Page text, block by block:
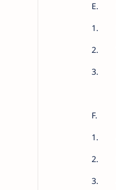
E.
1.
2.
3.
F.
1.
2.
3.